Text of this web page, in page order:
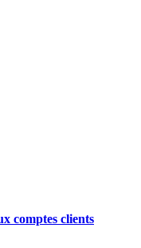
comptes clients